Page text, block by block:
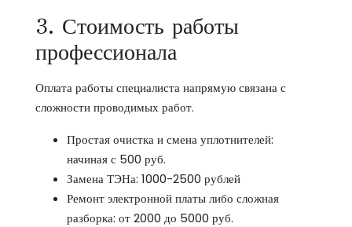
3. Стоимость работы
профессионала
Оплата работы специалиста напрямую связана с
сложности проводимых работ.
Простая очистка и смена уплотнителей:
начиная с 500 руб.
Замена ТЭНа: 1000-2500 рублей
Ремонт электронной платы либо сложная
разборка: от 2000 до 5000 руб.